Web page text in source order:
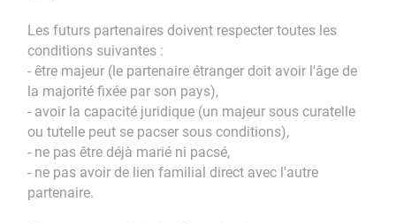
Les futurs partenaires doivent respecter toutes les
conditions suivantes :
- être majeur (le partenaire étranger doit avoir l'âge de
la majorité fixée par son pays),
- avoir la capacité juridique (un majeur sous curatelle
ou tutelle peut se pacser sous conditions),
- ne pas être déjà marié ni pacsé,
- ne pas avoir de lien familial direct avec l'autre
partenaire.